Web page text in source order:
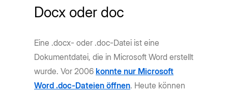
Docx oder doc
Eine .docx- oder .doc-Datei ist eine
Dokumentdatei, die in Microsoft Word erstellt
wurde. Vor 2006konnte nur Microsoft
Word .doc-Dateien öffnen. Heute können